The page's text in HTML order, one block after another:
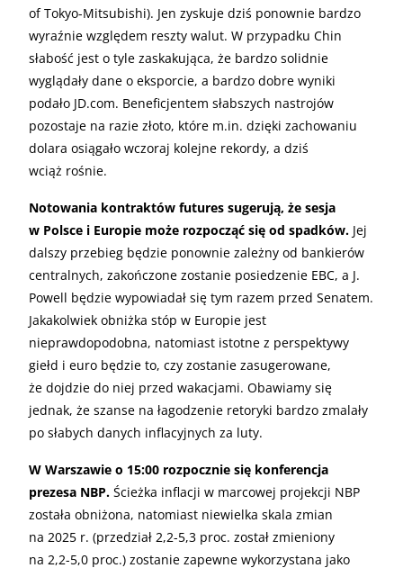
of Tokyo-Mitsubishi). Jen zyskuje dziś ponownie bardzo
wyraźnie względem reszty walut. W przypadku Chin
słabość jest o tyle zaskakująca, że bardzo solidnie
wyglądały dane o eksporcie, a bardzo dobre wyniki
podało JD.com. Beneficjentem słabszych nastrojów
pozostaje na razie złoto, które m.in. dzięki zachowaniu
dolara osiągało wczoraj kolejne rekordy, a dziś
wciąż rośnie.
Notowania kontraktów futures sugerują, że sesja
w Polsce i Europie może rozpocząć się od spadków. Jej
dalszy przebieg będzie ponownie zależny od bankierów
centralnych, zakończone zostanie posiedzenie EBC, a J.
Powell będzie wypowiadał się tym razem przed Senatem.
Jakakolwiek obniżka stóp w Europie jest
nieprawdopodobna, natomiast istotne z perspektywy
giełd i euro będzie to, czy zostanie zasugerowane,
że dojdzie do niej przed wakacjami. Obawiamy się
jednak, że szanse na łagodzenie retoryki bardzo zmalały
po słabych danych inflacyjnych za luty.
W Warszawie o 15:00 rozpocznie się konferencja
prezesa NBP. Ścieżka inflacji w marcowej projekcji NBP
została obniżona, natomiast niewielka skala zmian
na 2025 r. (przedział 2,2-5,3 proc. został zmieniony
na 2,2-5,0 proc.) zostanie zapewne wykorzystana jako